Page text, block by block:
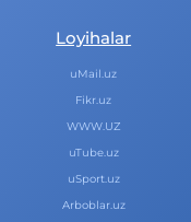
Loyihalar
uMail.uz
Fikr.uz
WWW.UZ
uTube.uz
uSport.uz
Arboblar.uz